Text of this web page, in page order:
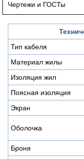
Чертежи и ГОСТы
Тип кабеля
Материал жилы
Изоляция жил
Поясная изоляция
Экран
Оболочка
Броня